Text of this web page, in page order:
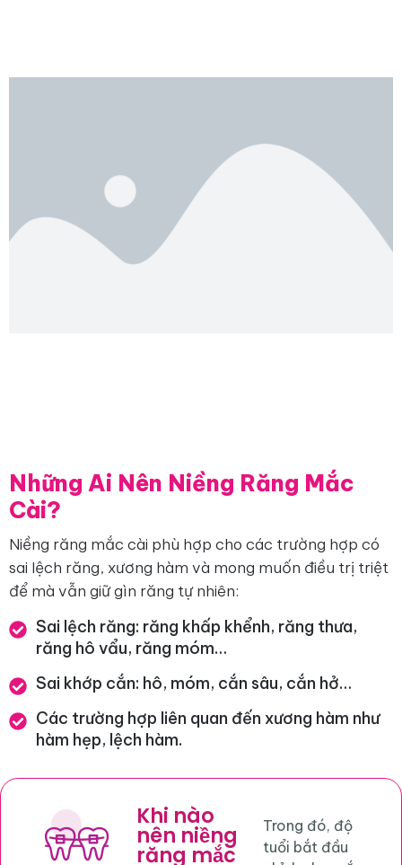
Những Ai Nên Niềng Răng Mắc
Cài?
Niềng răng mắc cài phù hợp cho các trường hợp có
sai lệch răng, xương hàm và mong muốn điều trị triệt
để mà vẫn giữ gìn răng tự nhiên:
Sai lệch răng: răng khấp khểnh, răng thưa,
răng hô vẩu, răng móm…
Sai khớp cắn: hô, móm, cắn sâu, cắn hở…
Các trường hợp liên quan đến xương hàm như
hàm hẹp, lệch hàm.
Khi nào
nên niềng
răng mắc
Trong đó, độ
tuổi bắt đầu